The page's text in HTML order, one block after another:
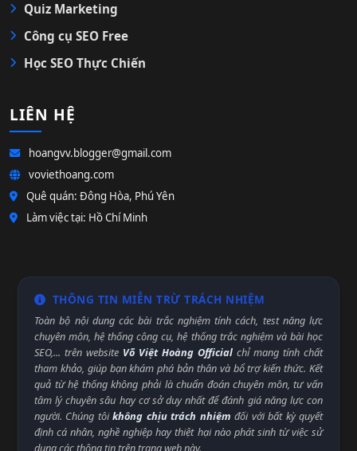
Quiz Marketing
Công cụ SEO Free
Học SEO Thực Chiến
LIÊN HỆ
hoangvv.blogger@gmail.com
voviethoang.com
Quê quán: Đông Hòa, Phú Yên
Làm việc tại: Hồ Chí Minh
THÔNG TIN MIỄN TRỪ TRÁCH NHIỆM
Toàn bộ nội dung các bài trắc nghiệm tính cách, test năng lực
chuyên môn, hệ thống công cụ, hệ thống trắc nghiệm và bài học
SEO,... trên website Võ Việt Hoàng Official chỉ mang tính chất
tham khảo, giúp bạn khám phá bản thân và bổ trợ kiến thức. Kết
quả từ hệ thống không phải là chuẩn đoán chuyên môn, tư vấn
tâm lý chuyên sâu hay cơ sở duy nhất để đánh giá năng lực con
người. Chúng tôikhông chịu trách nhiệm đối với bất kỳ quyết
định cá nhân, nghề nghiệp hay thiệt hại nào phát sinh từ việc sử
dụng các thông tin trên trang web này.